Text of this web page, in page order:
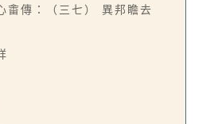
畬傳：（三七） 異邦瞻去